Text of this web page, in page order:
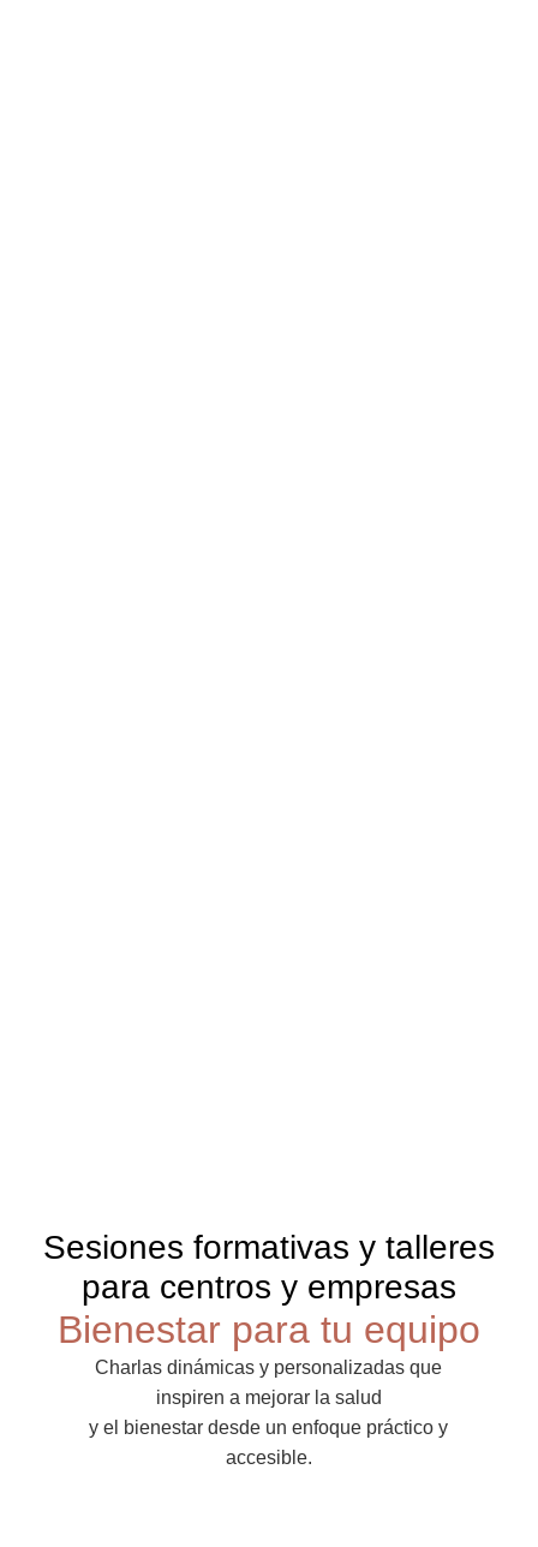
Sesiones formativas y talleres
para centros y empresas
Bienestar para tu equipo
Charlas dinámicas y personalizadas que
inspiren a mejorar la salud
y el bienestar desde un enfoque práctico y
accesible.